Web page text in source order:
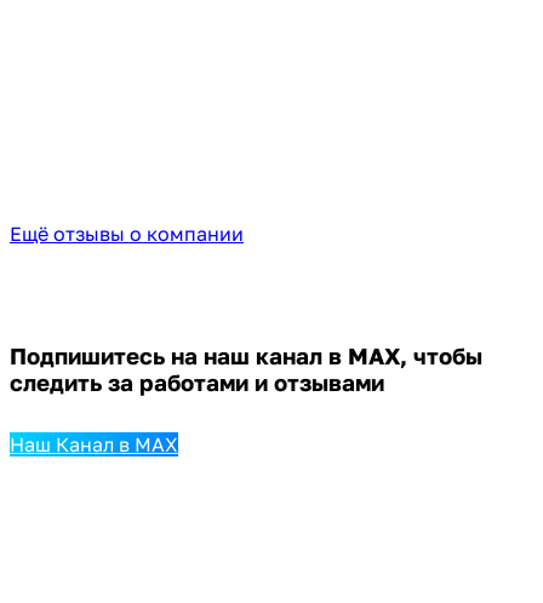
Ещё отзывы о компании
Подпишитесь на наш канал в MAX, чтобы
следить за работами и отзывами
Наш Канал в MAX